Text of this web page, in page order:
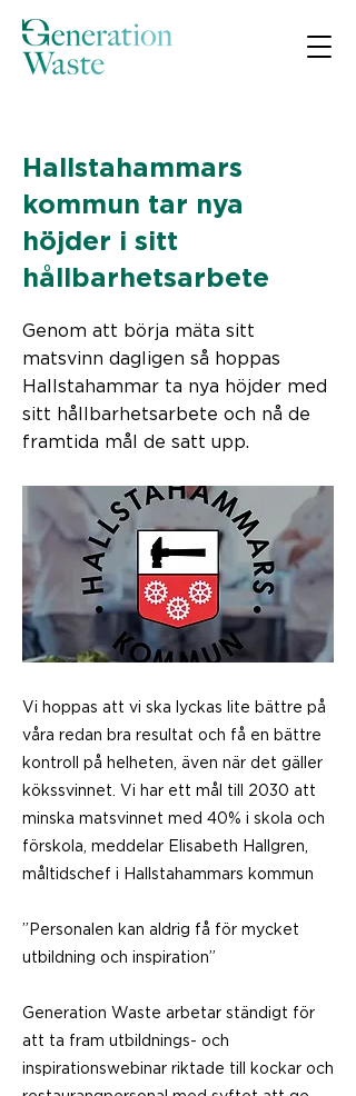
Hallstahammars
kommun tar nya
höjder i sitt
hållbarhetsarbete
Genom att börja mäta sitt
matsvinn dagligen så hoppas
Hallstahammar ta nya höjder med
sitt hållbarhetsarbete och nå de
framtida mål de satt upp.
Vi hoppas att vi ska lyckas lite bättre på
våra redan bra resultat och få en bättre
kontroll på helheten, även när det gäller
kökssvinnet. Vi har ett mål till 2030 att
minska matsvinnet med 40% i skola och
förskola, meddelar Elisabeth Hallgren,
måltidschef i Hallstahammars kommun
”Personalen kan aldrig få för mycket
utbildning och inspiration”
Generation Waste arbetar ständigt för
att ta fram utbildnings- och
inspirationswebinar riktade till kockar och